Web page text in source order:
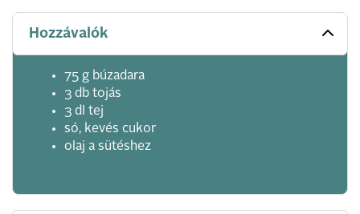
Hozzávalók
75 g búzadara
3 db tojás
3 dl tej
só, kevés cukor
olaj a sütéshez